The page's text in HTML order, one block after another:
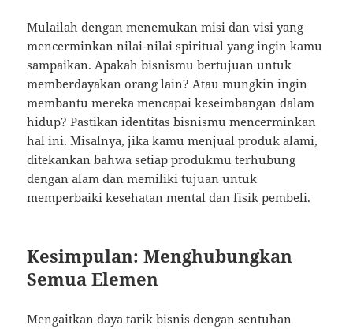
Mulailah dengan menemukan misi dan visi yang
mencerminkan nilai-nilai spiritual yang ingin kamu
sampaikan. Apakah bisnismu bertujuan untuk
memberdayakan orang lain? Atau mungkin ingin
membantu mereka mencapai keseimbangan dalam
hidup? Pastikan identitas bisnismu mencerminkan
hal ini. Misalnya, jika kamu menjual produk alami,
ditekankan bahwa setiap produkmu terhubung
dengan alam dan memiliki tujuan untuk
memperbaiki kesehatan mental dan fisik pembeli.
Kesimpulan: Menghubungkan
Semua Elemen
Mengaitkan daya tarik bisnis dengan sentuhan